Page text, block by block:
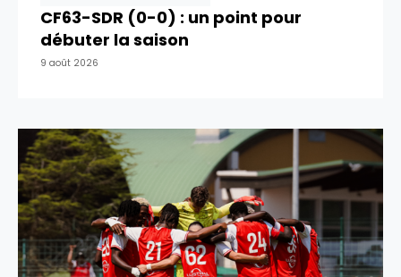
CF63-SDR (0-0) : un point pour
débuter la saison
9 août 2026